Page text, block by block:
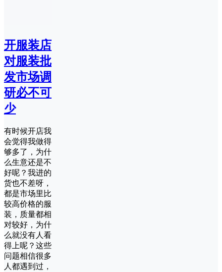
开服装店
对服装批
发市场调
研必不可
少
有时候开店我
会觉得我做得
够多了，为什
么生意还是不
好呢？我进的
货也不差呀，
都是市场里比
较高价格的服
装，质量都相
对较好，为什
么就没有人看
得上呢？这些
问题相信很多
人都遇到过，